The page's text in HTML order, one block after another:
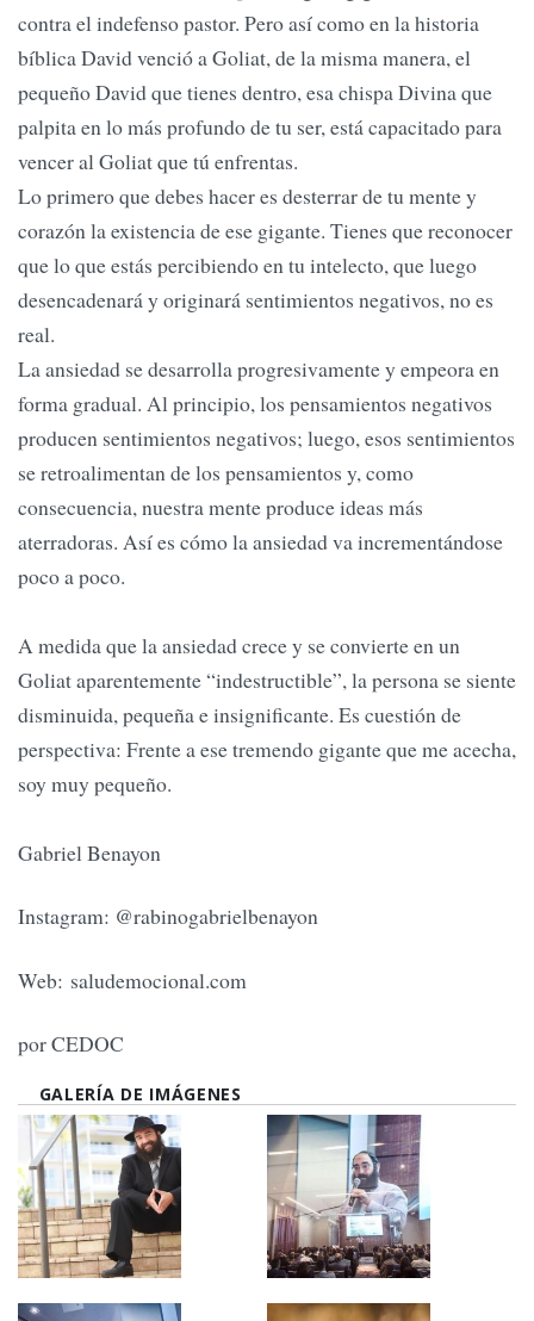
contra el indefenso pastor. Pero así como en la historia
bíblica David venció a Goliat, de la misma manera, el
pequeño David que tienes dentro, esa chispa Divina que
palpita en lo más profundo de tu ser, está capacitado para
vencer al Goliat que tú enfrentas.
Lo primero que debes hacer es desterrar de tu mente y
corazón la existencia de ese gigante. Tienes que reconocer
que lo que estás percibiendo en tu intelecto, que luego
desencadenará y originará sentimientos negativos, no es
real.
La ansiedad se desarrolla progresivamente y empeora en
forma gradual. Al principio, los pensamientos negativos
producen sentimientos negativos; luego, esos sentimientos
se retroalimentan de los pensamientos y, como
consecuencia, nuestra mente produce ideas más
aterradoras. Así es cómo la ansiedad va incrementándose
poco a poco.
A medida que la ansiedad crece y se convierte en un
Goliat aparentemente “indestructible”, la persona se siente
disminuida, pequeña e insignificante. Es cuestión de
perspectiva: Frente a ese tremendo gigante que me acecha,
soy muy pequeño.
Gabriel Benayon
Instagram: @rabinogabrielbenayon
Web: saludemocional.com
por CEDOC
GALERÍA DE IMÁGENES